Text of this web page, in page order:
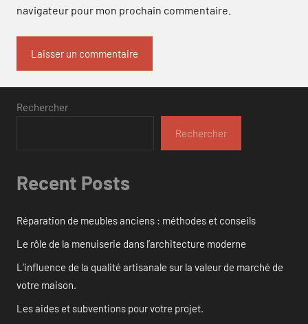
navigateur pour mon prochain commentaire.
Rechercher
Rechercher
Recent Posts
Réparation de meubles anciens : méthodes et conseils
Le rôle de la menuiserie dans l’architecture moderne
L’influence de la qualité artisanale sur la valeur de marché de
votre maison.
Les aides et subventions pour votre projet.